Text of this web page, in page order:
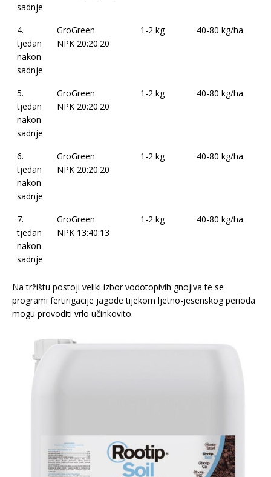
sadnje
4.
tjedan
nakon
sadnje
GroGreen
NPK 20:20:20
1-2 kg 40-80 kg/ha
5.
tjedan
nakon
sadnje
GroGreen
NPK 20:20:20
1-2 kg 40-80 kg/ha
6.
tjedan
nakon
sadnje
GroGreen
NPK 20:20:20
1-2 kg 40-80 kg/ha
7.
tjedan
nakon
sadnje
GroGreen
NPK 13:40:13
1-2 kg 40-80 kg/ha
Na tržištu postoji veliki izbor vodotopivih gnojiva te se
programi fertirigacije jagode tijekom ljetno-jesenskog perioda
mogu provoditi vrlo učinkovito.